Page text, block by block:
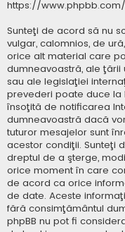
https://www.phpbb.com/
Sunteţi de acord să nu
vulgar, calomnios, de
orice alt material care
dumneavoastră, ale ţării
sau ale legislaţiei
prevederi poate duce
însoţită de notificarea
dumneavoastră dacă
tuturor mesajelor sunt
acestor condiţii. Sunteţi
dreptul de a şterge,
orice moment în care
de acord ca orice
de date. Aceste
fără consimţământul
phpBB nu pot fi